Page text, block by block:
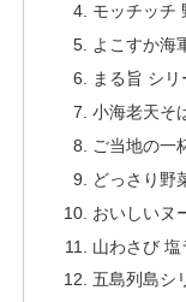
モッチッチ
よこすか海
まる旨 シリ
小海老天そ
ご当地の一
どっさり野
おいしいヌ
山わさび 塩
五島列島シ